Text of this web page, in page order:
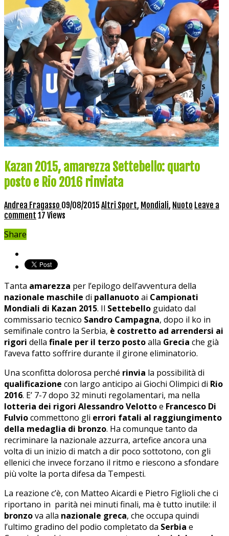
Kazan 2015, amarezza Settebello: quarto
posto e Rio 2016 rinviata
Andrea Fragasso 09/08/2015 Altri Sport, Mondiali, Nuoto Leave a
comment 17 Views
Share
Tanta amarezza per l’epilogo dell’avventura della
nazionale maschile di pallanuotoai Campionati
Mondiali di Kazan 2015. Il Settebello guidato dal
commissario tecnico Sandro Campagna, dopo il ko in
semifinale contro la Serbia, è costretto ad arrendersi ai
rigori della finale per il terzo postoalla Grecia che già
l’aveva fatto soffrire durante il girone eliminatorio.
Una sconfitta dolorosa perché rinvia la possibilità di
qualificazione con largo anticipo ai Giochi Olimpici di Rio
2016. E’ 7-7 dopo 32 minuti regolamentari, ma nella
lotteria dei rigori Alessandro Velottoe Francesco Di
Fulviocommettono gli errori fatali al raggiungimento
della medaglia di bronzo. Ha comunque tanto da
recriminare la nazionale azzurra, artefice ancora una
volta di un inizio di match a dir poco sottotono, con gli
ellenici che invece forzano il ritmo e riescono a sfondare
più volte la porta difesa da Tempesti.
La reazione c’è, con Matteo Aicardi e Pietro Figlioli che ci
riportano in parità nei minuti finali, ma è tutto inutile: il
bronzova alla nazionale greca, che occupa quindi
l’ultimo gradino del podio completato da Serbia e